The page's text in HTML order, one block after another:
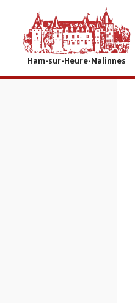
Ham-sur-Heure-Nalinnes